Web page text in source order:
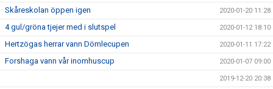
Skåreskolan öppen igen 2020-01-20 11:28
4 gul/gröna tjejer med i slutspel 2020-01-12 18:10
Hertzögas herrar vann Dömlecupen 2020-01-11 17:22
Forshaga vann vår inomhuscup 2020-01-07 09:00
2019-12-20 20:38